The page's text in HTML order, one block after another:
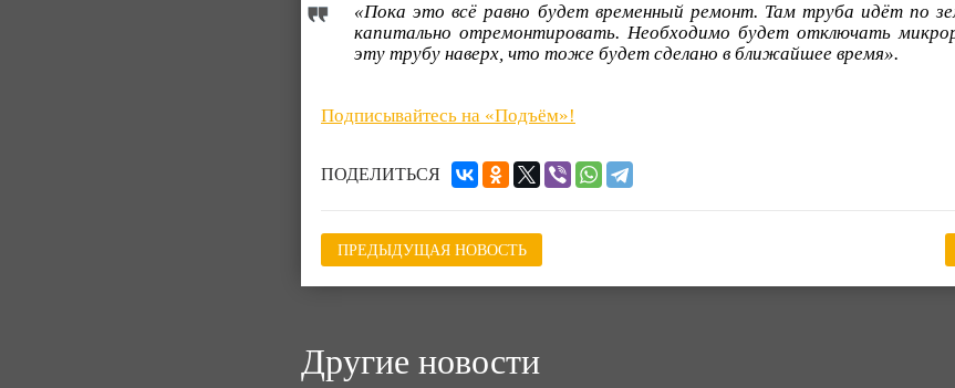
«Пока это всё равно будет временный ремонт. Там труба идёт по
капитально отремонтировать. Необходимо будет отключать
эту трубу наверх, что тоже будет сделано в ближайшее время».
Подписывайтесь на «Подъём»!
ПОДЕЛИТЬСЯ
ПРЕДЫДУЩАЯ НОВОСТЬ
Другие новости